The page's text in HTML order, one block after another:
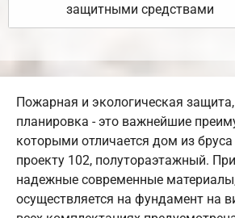
защитными средствами
Пожарная и экологическая
планировка - это важнейшие
которыми отличается дом из
проекту 102, полутораэтажный.
надежные современные
осуществляется на фундамент на